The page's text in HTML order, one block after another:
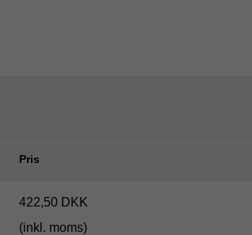
Pris
422,50 DKK
(inkl. moms)